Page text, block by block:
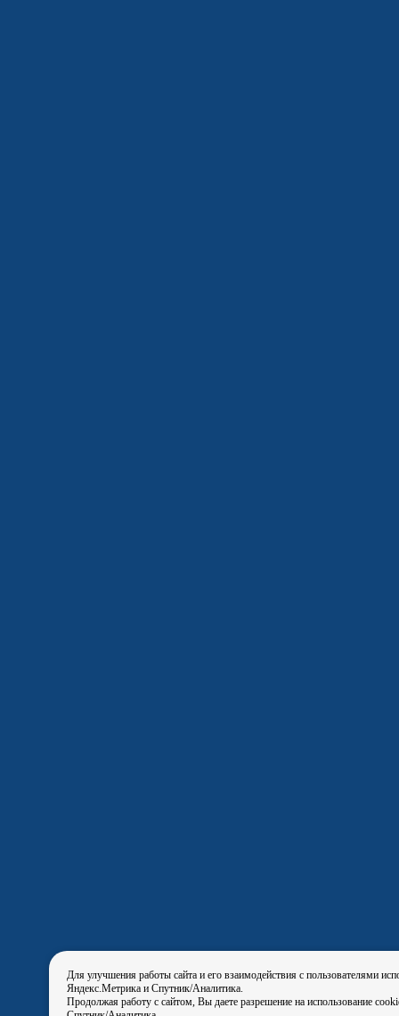
Для улучшения работы сайта и его взаимодействия с пользователями
Яндекс.Метрика и Спутник/Аналитика.
Продолжая работу с сайтом, Вы даете разрешение на использование